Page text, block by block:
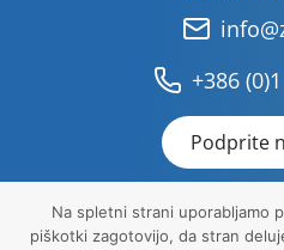
+386
Podprite
Na spletni strani uporabljamo
piškotki zagotovijo, da stran